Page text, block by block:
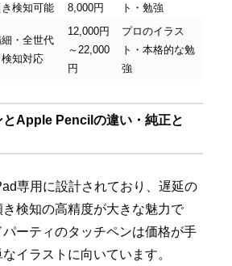
検知可能
8,000円
ト・勉強
・全世代
知対応
12,000円
～22,000
円
プロのイラス
ト・本格的な勉
強
とApple Pencilの違い・純正と
専用に設計されており、遅延の
検知の高精度が大きな魅力で
ーティのタッチペンは価格が手
イラストに向いています。